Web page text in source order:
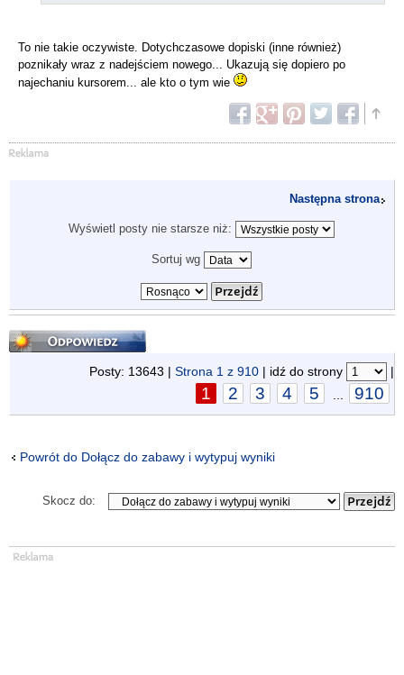
To nie takie oczywiste. Dotychczasowe dopiski (inne również)
poznikały wraz z nadejściem nowego... Ukazują się dopiero po
najechaniu kursorem... ale kto o tym wie
Następna strona
Wyświetl posty nie starsze niż:
Sortuj wg
Odpowiedz
Posty: 13643 | Strona 1 z 910 | idź do strony |
1 2 3 4 5 ... 910
Powrót do Dołącz do zabawy i wytypuj wyniki
Skocz do: